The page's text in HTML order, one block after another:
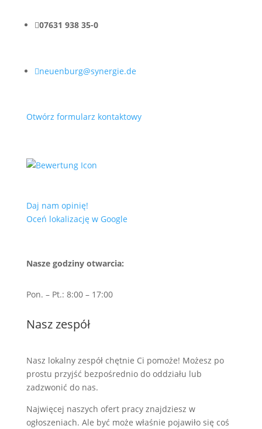
07631 938 35-0
neuenburg@synergie.de
Otwórz formularz kontaktowy
Daj nam opinię!
Oceń lokalizację w Google
Nasze godziny otwarcia:
Pon. – Pt.: 8:00 – 17:00
Nasz zespół
Nasz lokalny zespół chętnie Ci pomoże! Możesz po
prostu przyjść bezpośrednio do oddziału lub
zadzwonić do nas.
Najwięcej naszych ofert pracy znajdziesz w
ogłoszeniach. Ale być może właśnie pojawiło się coś